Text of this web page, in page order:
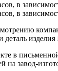
в
в
в
завод-